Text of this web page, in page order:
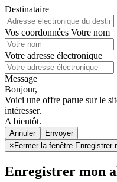
Destinataire
Vos coordonnées Votre nom
Votre adresse électronique
Message
Bonjour,
Voici une offre parue sur le
intéresser.
A bientôt.
Annuler
× Fermer la fenêtre Enregistrer
Enregistrer mon